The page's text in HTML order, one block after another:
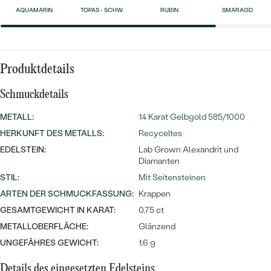
Wave Kollektion
ANSEHEN
NACH DER FARBE
MASSGEFERTIGTER
DIAMANTEN
Ohrrinnge
Personalisierte
Halsketten
ANSEHEN
Meistverkaufte
Ringe
ANSEHEN
AQUAMARIN TOPAS - SCHW. RUBIN SMARAGD
Produktdetails
Schmuckdetails
METALL:
14 Karat Gelbgold 585/1000
HERKUNFT DES METALLS:
Recyceltes
EDELSTEIN:
Lab Grown Alexandrit und
Diamanten
STIL:
Mit Seitensteinen
ARTEN DER SCHMUCKFASSUNG: Krappen
GESAMTGEWICHT IN KARAT:
0.75 ct
METALLOBERFLÄCHE:
Glänzend
UNGEFÄHRES GEWICHT:
1.6 g